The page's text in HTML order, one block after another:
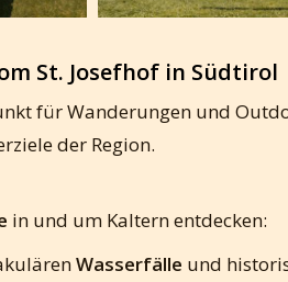
St. Josefhof in Südtirol
für Wanderungen und
der Region.
in und um Kaltern entdecken:
Wasserfälle und